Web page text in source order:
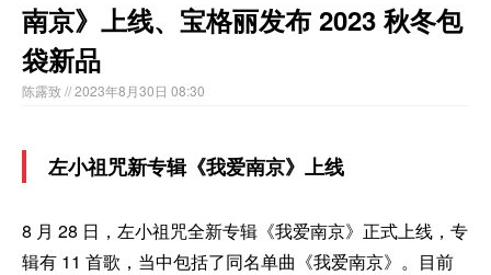
南京》上线、宝格丽发布 2023 秋冬包
袋新品
陈露致// 2023年8月30日 08:30
左小祖咒新专辑《我爱南京》上线
8 月 28 日，左小祖咒全新专辑《我爱南京》正式上线，专
辑有 11 首歌，当中包括了同名单曲《我爱南京》。目前